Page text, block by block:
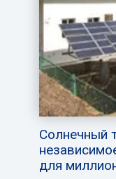
Солнечный
для